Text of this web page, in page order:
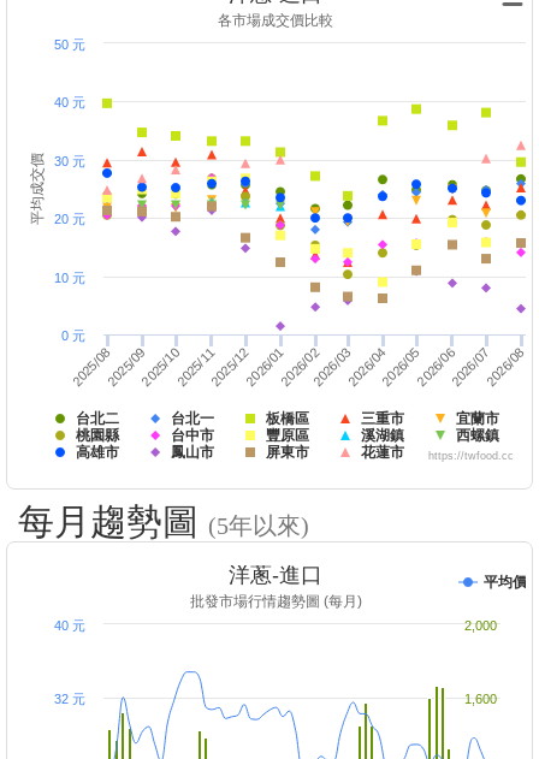
平均成交價
各市場成交價比較
台北二 台北一 板橋區 三重市
宜蘭市
桃園縣
台中市 豐原區 溪湖鎮
西螺鎮
高雄市
鳳山市 屏東市 花蓮市
2025/082025/092025/102025/112025/122026/012026/022026/032026/042026/052026/062026/072026/08
0 元
10 元
20 元
30 元
40 元
50 元
https://twfood.cc
每月趨勢圖 (5年以來)
洋蔥-進口
批發市場行情趨勢圖 (每月)
平均價
32 元
40 元
1,600
2,000